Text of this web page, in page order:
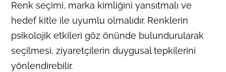
Renk seçimi, marka kimliğini yansıtmalı ve
hedef kitle ile uyumlu olmalıdır. Renklerin
psikolojik etkileri göz önünde bulundurularak
seçilmesi, ziyaretçilerin duygusal tepkilerini
yönlendirebilir.